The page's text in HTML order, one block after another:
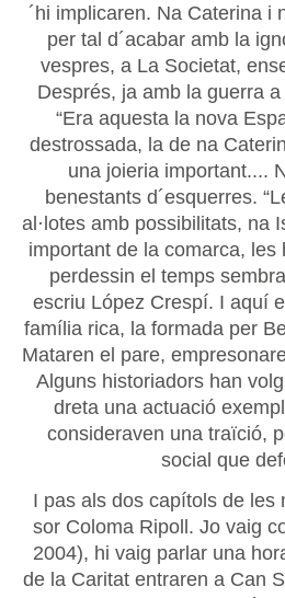
´hi implicaren. Na Caterina i
per tal d´acabar amb la
vespres, a La Societat,
Després, ja amb la guerra
“Era aquesta la nova
destrossada, la de na
una joieria important....
benestants d´esquerres.
al·lotes amb possibilitats, na
important de la comarca,
perdessin el temps
escriu López Crespí. I aquí
família rica, la formada per
Mataren el pare,
Alguns historiadors han
dreta una actuació
consideraven una traïció,
social que
I pas als dos capítols de les
sor Coloma Ripoll. Jo vaig
2004), hi vaig parlar una
de la Caritat entraren a Can